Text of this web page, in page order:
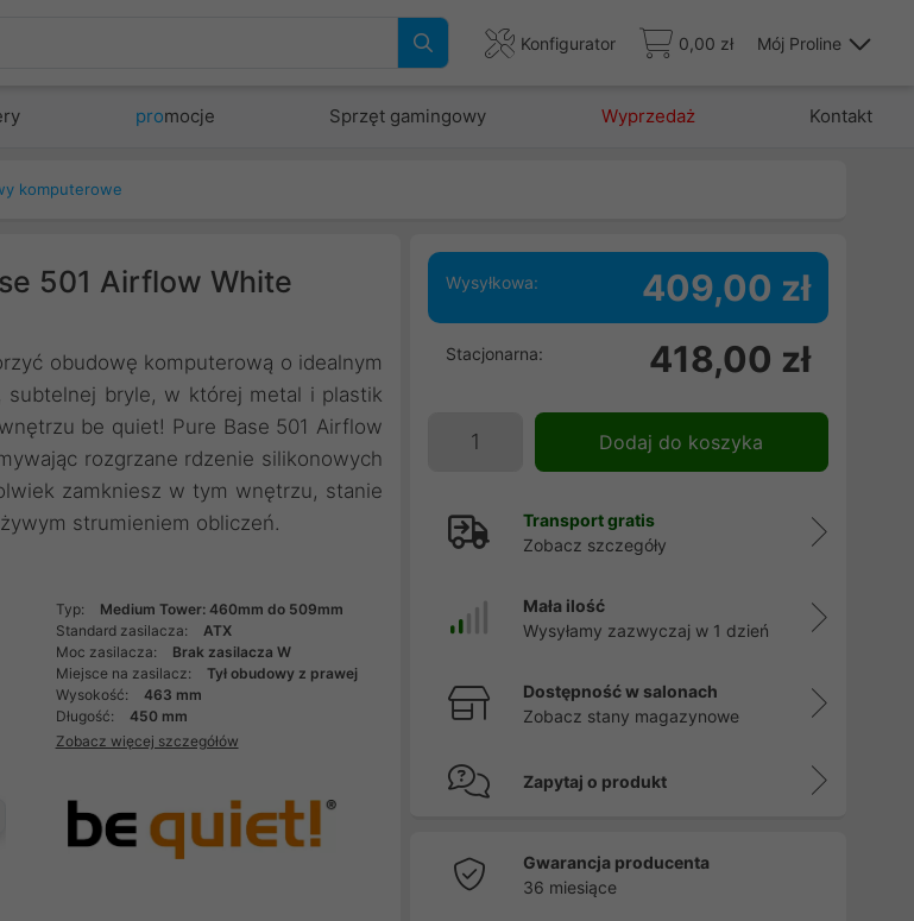
Konfigurator 0,00 zł Mój Proline
promocje Sprzęt gamingowy Wyprzedaż Kontakt
komputerowe
501 Airflow White
obudowę komputerową o idealnym
subtelnej bryle, w której metal i plastik
be quiet! Pure Base 501 Airflow
rozgrzane rdzenie silikonowych
zamkniesz w tym wnętrzu, stanie
strumieniem obliczeń.
Następny
Typ:
Medium Tower: 460mm do 509mm
Standard zasilacza:
ATX
Moc zasilacza:
Brak zasilacza W
Miejsce na zasilacz:
Tył obudowy z prawej
Wysokość:
463 mm
Długość:
450 mm
Zobacz więcej szczegółów
Wysyłkowa: 409,00 zł
Stacjonarna: 418,00 zł
Dodaj do koszyka
Transport gratis
Zobacz szczegóły
Mała ilość
Wysyłamy zazwyczaj w 1 dzień
Dostępność w salonach
Zobacz stany magazynowe
Zapytaj o produkt
Gwarancja producenta
36 miesiące